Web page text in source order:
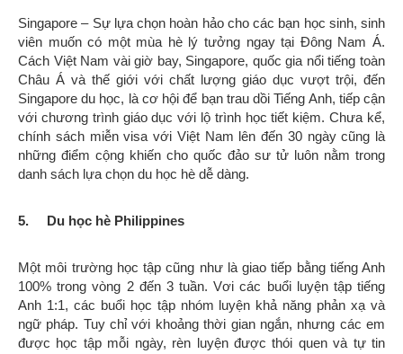
Singapore – Sự lựa chọn hoàn hảo cho các bạn học sinh, sinh
viên muốn có một mùa hè lý tưởng ngay tại Đông Nam Á.
Cách Việt Nam vài giờ bay, Singapore, quốc gia nổi tiếng toàn
Châu Á và thế giới với chất lượng giáo dục vượt trội, đến
Singapore du học, là cơ hội để bạn trau dồi Tiếng Anh, tiếp cận
với chương trình giáo dục với lộ trình học tiết kiệm. Chưa kể,
chính sách miễn visa với Việt Nam lên đến 30 ngày cũng là
những điểm cộng khiến cho quốc đảo sư tử luôn nằm trong
danh sách lựa chọn du học hè dễ dàng.
5. Du học hè Philippines
Một môi trường học tập cũng như là giao tiếp bằng tiếng Anh
100% trong vòng 2 đến 3 tuần. Vơi các buổi luyện tập tiếng
Anh 1:1, các buổi học tập nhóm luyện khả năng phản xạ và
ngữ pháp. Tuy chỉ với khoảng thời gian ngắn, nhưng các em
được học tập mỗi ngày, rèn luyện được thói quen và tự tin